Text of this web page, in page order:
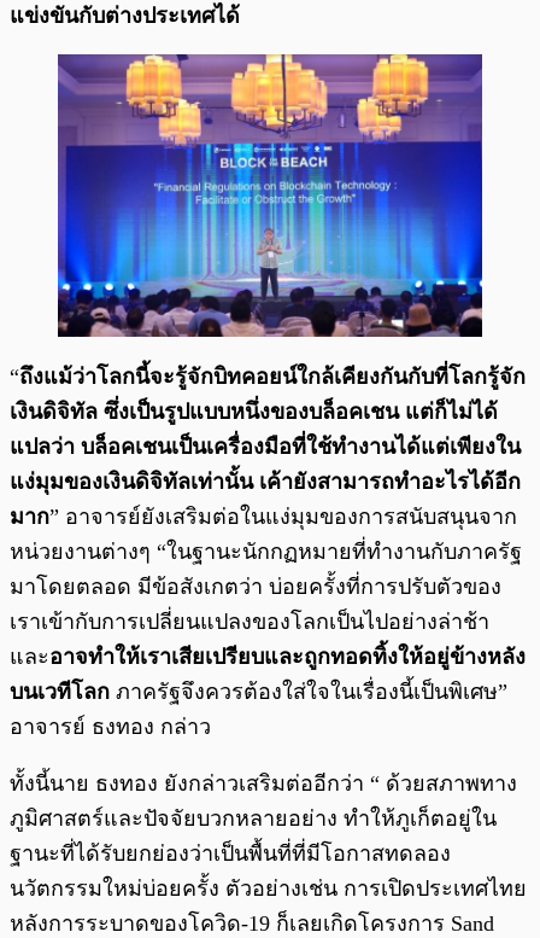
แข่งขันกับต่างประเทศได้
“ถึงแม้ว่าโลกนี้จะรู้จักบิทคอยน์ใกล้เคียงกันกับที่โลกรู้จัก
เงินดิจิทัล ซึ่งเป็นรูปแบบหนึ่งของบล็อคเชน แต่ก็ไม่ได้
แปลว่า บล็อคเชนเป็นเครื่องมือที่ใช้ทำงานได้แต่เพียงใน
แง่มุมของเงินดิจิทัลเท่านั้น เค้ายังสามารถทำอะไรได้อีก
มาก” อาจารย์ยังเสริมต่อในแง่มุมของการสนับสนุนจาก
หน่วยงานต่างๆ “ในฐานะนักกฏหมายที่ทำงานกับภาครัฐ
มาโดยตลอด มีข้อสังเกตว่า บ่อยครั้งที่การปรับตัวของ
เราเข้ากับการเปลี่ยนแปลงของโลกเป็นไปอย่างล่าช้า
และอาจทำให้เราเสียเปรียบและถูกทอดทิ้งให้อยู่ข้างหลัง
บนเวทีโลก ภาครัฐจึงควรต้องใส่ใจในเรื่องนี้เป็นพิเศษ”
อาจารย์ ธงทอง กล่าว
ทั้งนี้นาย ธงทอง ยังกล่าวเสริมต่ออีกว่า “ ด้วยสภาพทาง
ภูมิศาสตร์และปัจจัยบวกหลายอย่าง ทำให้ภูเก็ตอยู่ใน
ฐานะที่ได้รับยกย่องว่าเป็นพื้นที่ที่มีโอกาสทดลอง
นวัตกรรมใหม่บ่อยครั้ง ตัวอย่างเช่น การเปิดประเทศไทย
หลังการระบาดของโควิด-19 ก็เลยเกิดโครงการ Sand